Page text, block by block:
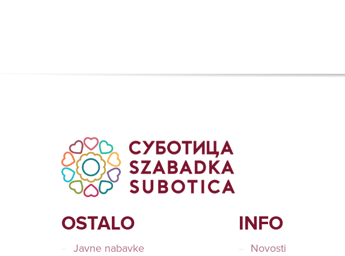
OSTALO
Javne nabavke
INFO
Novosti